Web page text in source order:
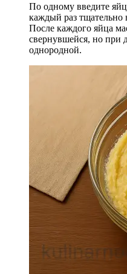
По одному введите
каждый раз тщательно
После каждого яйца
свернувшейся, но при
однородной.